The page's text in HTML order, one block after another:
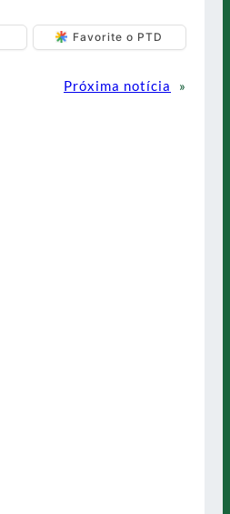
Favorite o PTD
Próxima notícia
»